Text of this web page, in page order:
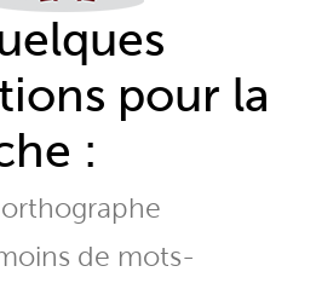
pour la
:
de mots-